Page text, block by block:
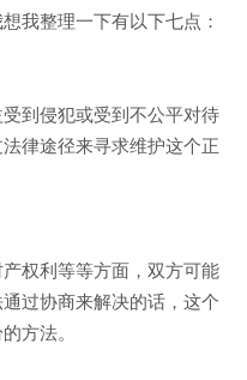
我整理一下有以下七点：
到侵犯或受到不公平对待
律途径来寻求维护这个正
权利等等方面，双方可能
过协商来解决的话，这个
方法。